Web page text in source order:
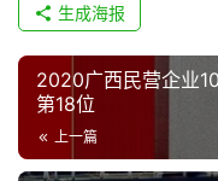
产
业
链
生成海报
2020广西民营企业
第18位
上一篇